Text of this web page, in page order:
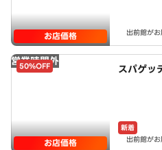
お店価格 出前館が
営業時間外
50%OFF
お店価格
スパゲ
新着
出前館が